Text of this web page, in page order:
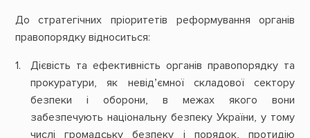
До стратегічних пріоритетів реформування органів
правопорядку відноситься:
Дієвість та ефективність органів правопорядку та
прокуратури, як невід’ємної складової сектору
безпеки і оборони, в межах якого вони
забезпечують національну безпеку України, у тому
числі громадську безпеку і порядок, протидію